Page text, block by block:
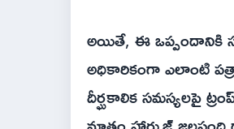
అయితే, ఈ ఒప్పందానికి
అధికారికంగా ఎలాంటి
దీర్ఘకాలిక సమస్యలపై